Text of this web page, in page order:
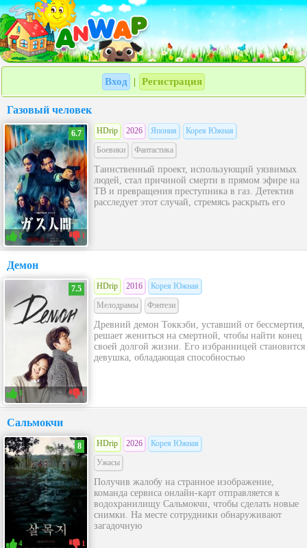
Вход Регистрация
Газовый человек
6.7
2 1
HDrip 2026 Япония
Корея Южная
Боевики
Фантастика
Таинственный проект, использующий уязвимых
людей, стал причиной смерти в прямом эфире на
ТВ и превращения преступника в газ. Детектив
расследует этот случай, стремясь раскрыть его
Демон
7.5
3 1
HDrip 2016
Корея Южная
Мелодрамы
Фэнтези
Древний демон Токкэби, уставший от бессмертия,
решает жениться на смертной, чтобы найти конец
своей долгой жизни. Его избранницей становится
девушка, обладающая способностью
Сальмокчи
8
4 1
HDrip 2026
Корея Южная
Ужасы
Получив жалобу на странное изображение,
команда сервиса онлайн-карт отправляется к
водохранилищу Сальмокчи, чтобы сделать новые
снимки. На месте сотрудники обнаруживают
загадочную